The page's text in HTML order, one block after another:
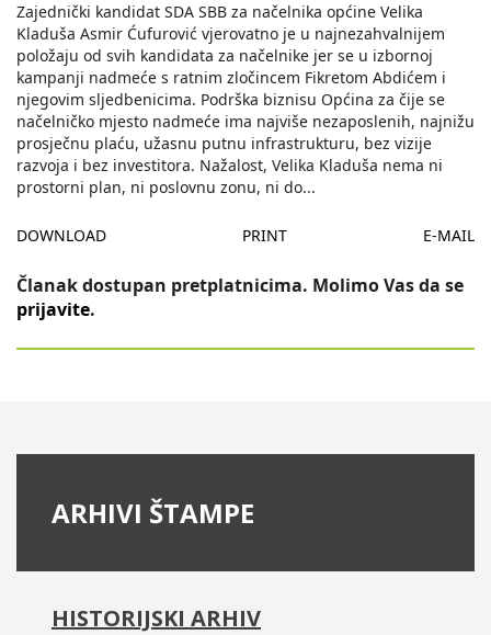
Zajednički kandidat SDA SBB za načelnika općine Velika
Kladuša Asmir Ćufurović vjerovatno je u najnezahvalnijem
položaju od svih kandidata za načelnike jer se u izbornoj
kampanji nadmeće s ratnim zločincem Fikretom Abdićem i
njegovim sljedbenicima. Podrška biznisu Općina za čije se
načelničko mjesto nadmeće ima najviše nezaposlenih, najnižu
prosječnu plaću, užasnu putnu infrastrukturu, bez vizije
razvoja i bez investitora. Nažalost, Velika Kladuša nema ni
prostorni plan, ni poslovnu zonu, ni do...
DOWNLOAD PRINT E-MAIL
Članak dostupan pretplatnicima. Molimo Vas da se
prijavite.
ARHIVI ŠTAMPE
HISTORIJSKI ARHIV